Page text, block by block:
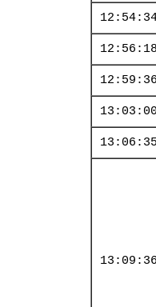
12:56:18
12:59:36
13:03:00
13:06:35
13:09:36